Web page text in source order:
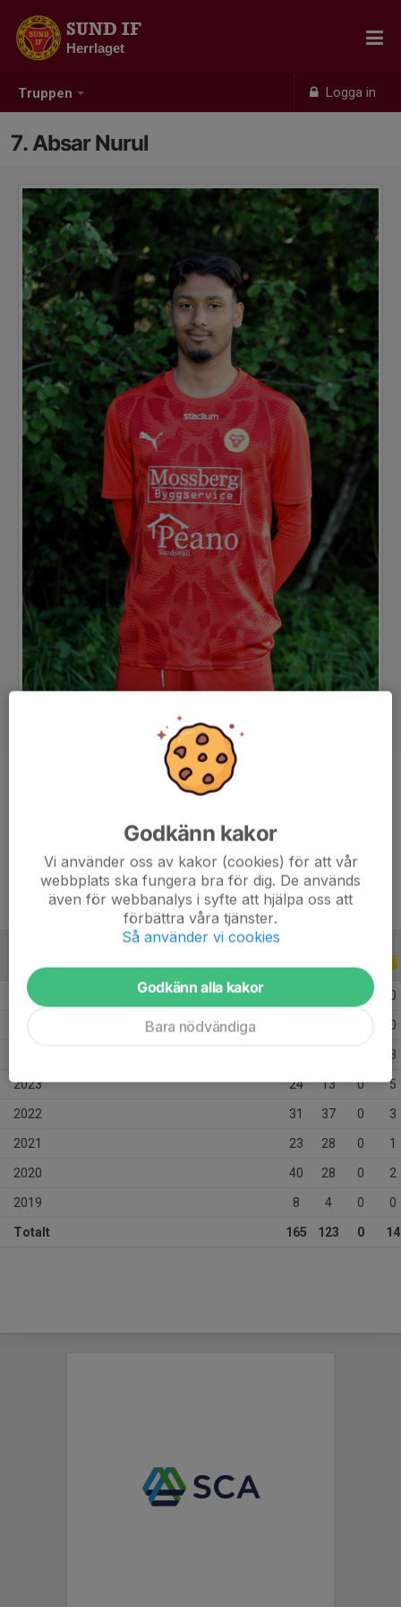
Truppen Logga in
SUND IF
Herrlaget
7. Absar Nurul
Forward
Kubikenborgs If
ALLA SERIER ALLA ÅR
2026 0
0
3
2023 24 13 0 5
2022 31 37 0 3
2021 23 28 0 1
2020 40 28 0 2
2019 8 4 0 0
Totalt 165 123 0 14
Godkänn kakor
Vi använder oss av kakor (cookies) för att vår
webbplats ska fungera bra för dig. De används
även för webbanalys i syfte att hjälpa oss att
förbättra våra tjänster.
Så använder vi cookies
Godkänn alla kakor
Bara nödvändiga